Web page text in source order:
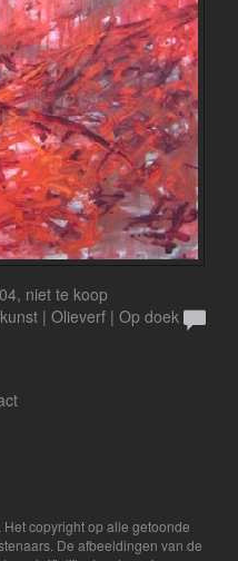
niet te koop
| Olieverf | Op doek
. Het copyright op alle getoonde
De afbeeldingen van de